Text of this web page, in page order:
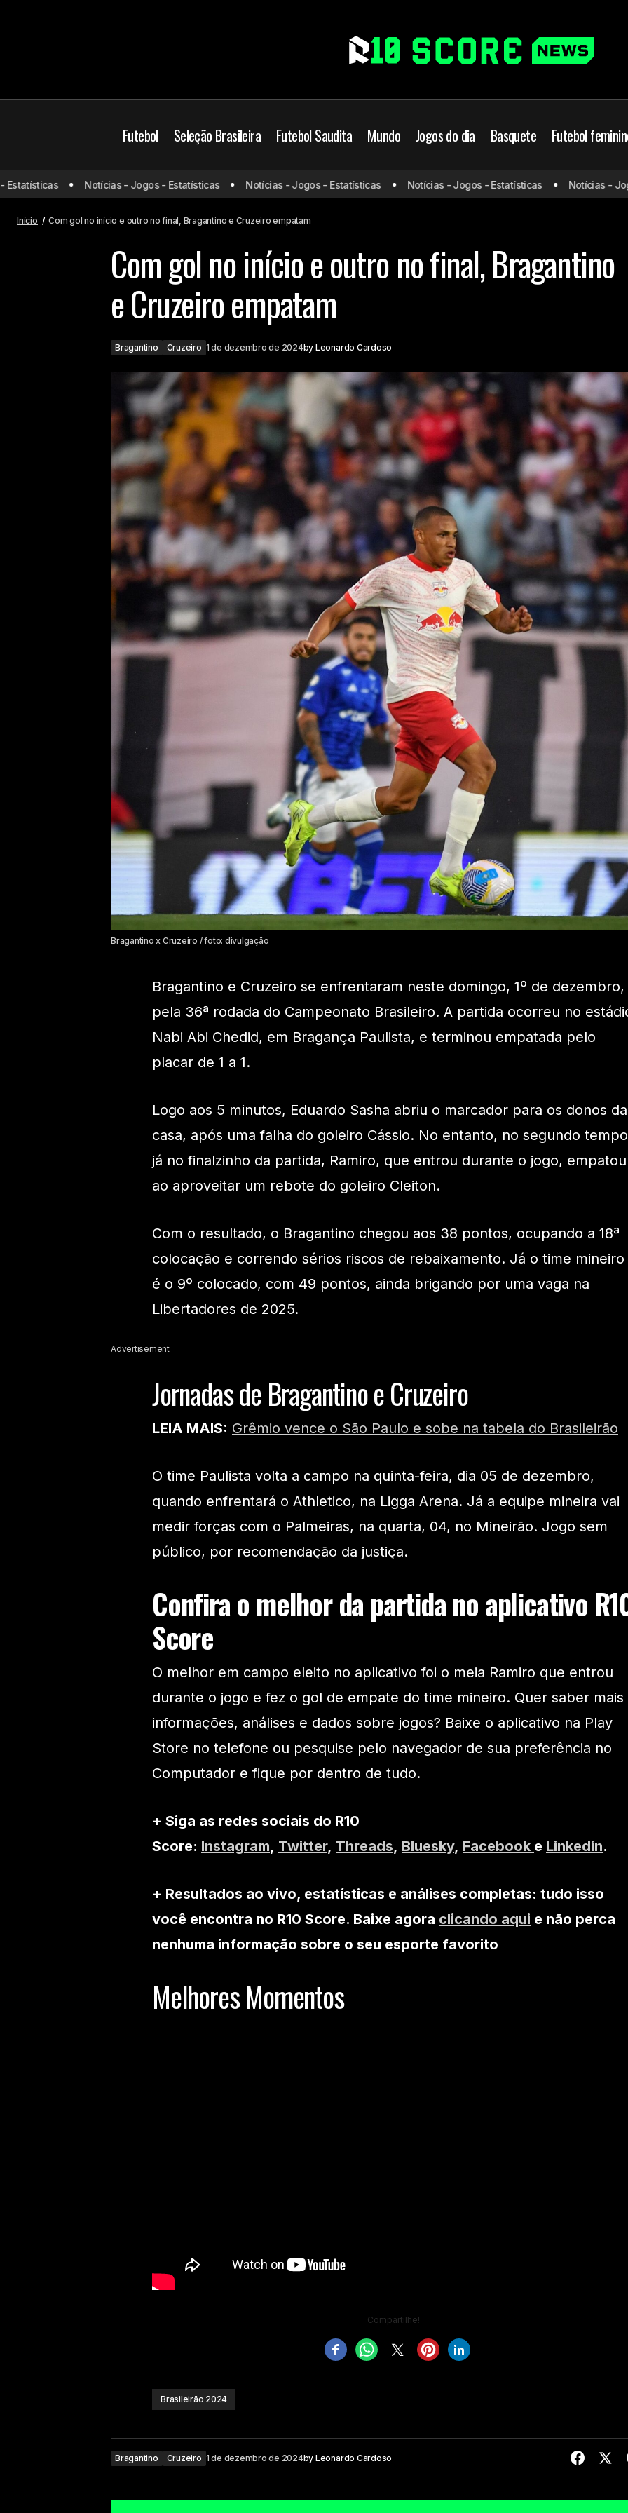
Futebol Seleção Brasileira Futebol Saudita Mundo Jogos do dia Basquete Futebol
Arias vai de vilão para herói,
Fluminense empata com o Athletico e
ainda corre riscos
Bragantino Cruzeiro Com gol no início e outro no final, Bragantino e
Notícias - Jogos - Estatísticas Notícias - Jogos - Estatísticas Notícias - Jogos - Estatísticas Notícias -
Início Com gol no início e outro no final, Bragantino e Cruzeiro empatam
Com gol no início e outro no final, Bragantino
e Cruzeiro empatam
Bragantino Cruzeiro 1 de dezembro de 2024by Leonardo Cardoso
Bragantino x Cruzeiro / foto: divulgação
Bragantino e Cruzeiro se enfrentaram neste domingo, 1º de dezembro,
pela 36ª rodada do Campeonato Brasileiro. A partida ocorreu no
Nabi Abi Chedid, em Bragança Paulista, e terminou empatada pelo
placar de 1 a 1.
Logo aos 5 minutos, Eduardo Sasha abriu o marcador para os donos da
casa, após uma falha do goleiro Cássio. No entanto, no segundo
já no finalzinho da partida, Ramiro, que entrou durante o jogo, empatou
ao aproveitar um rebote do goleiro Cleiton.
Com o resultado, o Bragantino chegou aos 38 pontos, ocupando a 18ª
colocação e correndo sérios riscos de rebaixamento. Já o time mineiro
é o 9º colocado, com 49 pontos, ainda brigando por uma vaga na
Libertadores de 2025.
Advertisement
Jornadas de Bragantino e Cruzeiro
LEIA MAIS: Grêmio vence o São Paulo e sobe na tabela do Brasileirão
O time Paulista volta a campo na quinta-feira, dia 05 de dezembro,
quando enfrentará o Athletico, na Ligga Arena. Já a equipe mineira vai
medir forças com o Palmeiras, na quarta, 04, no Mineirão. Jogo sem
público, por recomendação da justiça.
Confira o melhor da partida no aplicativo
Score
O melhor em campo eleito no aplicativo foi o meia Ramiro que entrou
durante o jogo e fez o gol de empate do time mineiro. Quer saber mais
informações, análises e dados sobre jogos? Baixe o aplicativo na Play
Store no telefone ou pesquise pelo navegador de sua preferência no
Computador e fique por dentro de tudo.
+ Siga as redes sociais do R10
Score: Instagram, Twitter, Threads, Bluesky, Facebook e Linkedin.
+ Resultados ao vivo, estatísticas e análises completas: tudo isso
você encontra no R10 Score. Baixe agora clicando aqui e não perca
nenhuma informação sobre o seu esporte favorito
Melhores Momentos
Compartilhe!
Brasileirão 2024
Bragantino Cruzeiro 1 de dezembro de 2024by Leonardo Cardoso